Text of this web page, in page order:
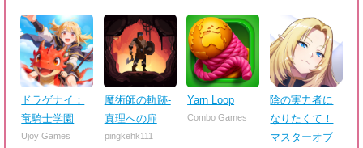
ドラゲナイ：
竜騎士学園
Ujoy Games
魔術師の軌跡-
真理への扉
pingkehk111
Yarn Loop
Combo Games
陰の実力者に
なりたくて！
マスターオブ